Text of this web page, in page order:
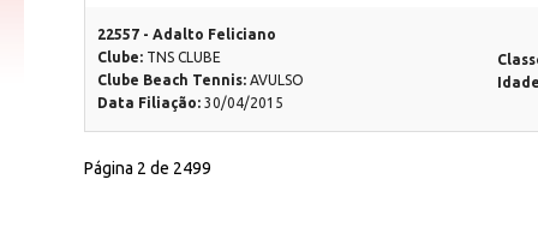
22557 - Adalto Feliciano
Clube: TNS CLUBE
Clube Beach Tennis: AVULSO
Data Filiação: 30/04/2015
Página 2 de 2499